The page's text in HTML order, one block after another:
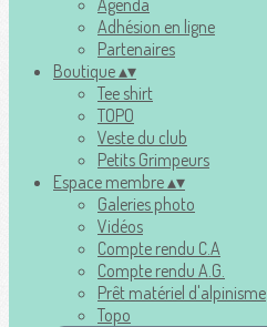
Agenda
Adhésion en ligne
Partenaires
Boutique▴▾
Tee shirt
TOPO
Veste du club
Petits Grimpeurs
Espace membre▴▾
Galeries photo
Vidéos
Compte rendu C.A
Compte rendu A.G.
Prêt matériel d'alpinisme
Topo